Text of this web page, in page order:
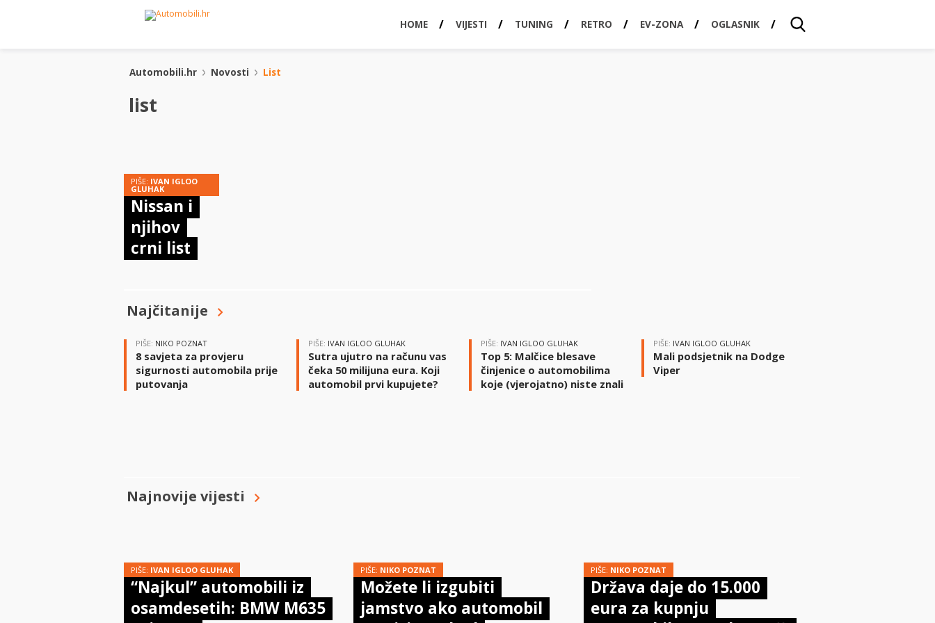
HOME VIJESTI TUNING RETRO EV-ZONA OGLASNIK
Automobili.hr Novosti List
list
PIŠE: IVAN IGLOO
GLUHAK
Nissan i
njihov
crni list
Najčitanije
PIŠE: NIKO POZNAT
8 savjeta za provjeru
sigurnosti automobila prije
putovanja
PIŠE: IVAN IGLOO GLUHAK
Sutra ujutro na računu vas
čeka 50 milijuna eura. Koji
automobil prvi kupujete?
PIŠE: IVAN IGLOO GLUHAK
Top 5: Malčice blesave
činjenice o automobilima
koje (vjerojatno) niste znali
PIŠE: IVAN IGLOO GLUHAK
Mali podsjetnik na Dodge
Viper
Najnovije vijesti
PIŠE: IVAN IGLOO GLUHAK
“Najkul” automobili iz
osamdesetih: BMW M635
PIŠE: NIKO POZNAT
Možete li izgubiti
jamstvo ako automobil
PIŠE: NIKO POZNAT
Država daje do 15.000
eura za kupnju